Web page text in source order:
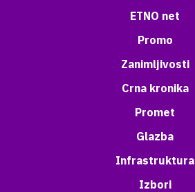
ETNO net
Promo
Zanimljivosti
Crna kronika
Promet
Glazba
Infrastruktura
Izbori